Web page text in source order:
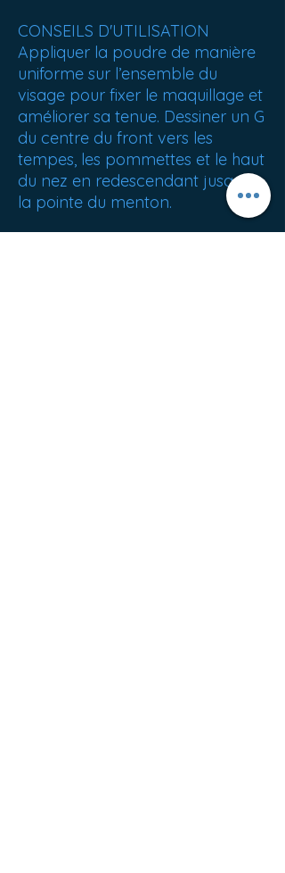
CONSEILS D'UTILISATION
Appliquer la poudre de manière
uniforme sur l’ensemble du
visage pour fixer le maquillage et
améliorer sa tenue. Dessiner un G
du centre du front vers les
tempes, les pommettes et le haut
du nez en redescendant jusqu’à
la pointe du menton.